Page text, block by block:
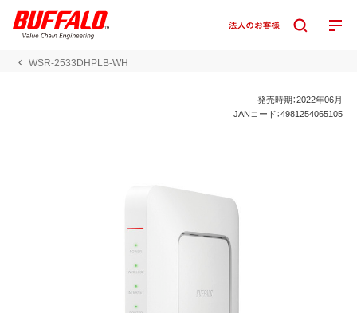
WSR-2533DHPLB-WH
発売時期：2022年06月
JANコード：4981254065105